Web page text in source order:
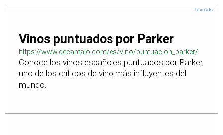
TextAds
Vinos puntuados por Parker
https://www.decantalo.com/es/vino/puntuacion_parker/
Conoce los vinos españoles puntuados por Parker,
uno de los críticos de vino más influyentes del
mundo.